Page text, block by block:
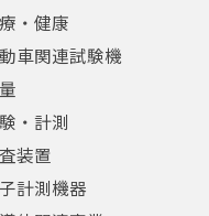
・健康
車関連試験機
・計測
装置
計測機器